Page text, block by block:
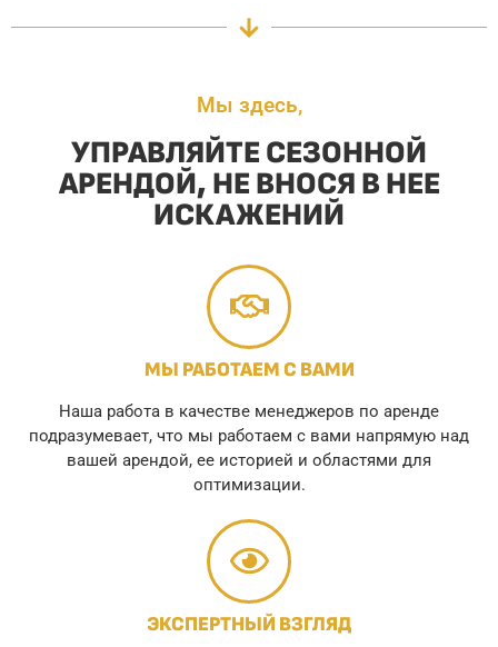
Мы здесь,
УПРАВЛЯЙТЕ СЕЗОННОЙ
АРЕНДОЙ, НЕ ВНОСЯ В НЕЕ
ИСКАЖЕНИЙ
МЫ РАБОТАЕМ С ВАМИ
Наша работа в качестве менеджеров по аренде
подразумевает, что мы работаем с вами напрямую над
вашей арендой, ее историей и областями для
оптимизации.
ЭКСПЕРТНЫЙ ВЗГЛЯД